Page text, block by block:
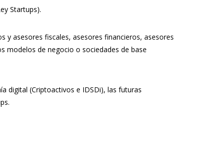
Startups).
y asesores fiscales, asesores financieros, asesores
modelos de negocio o sociedades de base
digital (Criptoactivos e IDSDi), las futuras